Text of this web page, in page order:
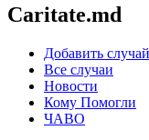
Caritate.md
Добавить случай
Все случаи
Новости
Кому Помогли
ЧАВО